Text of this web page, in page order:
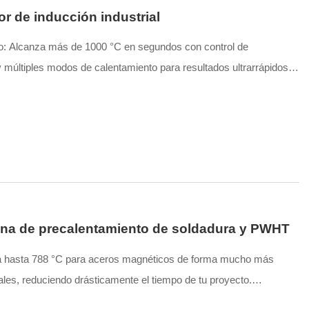
de inducción industrial
Alcanza más de 1000 °C en segundos con control de
modos de calentamiento para resultados ultrarrápidos y
y limpio: Cero llama abierta, humos o emisiones tóxicas. La
Disponible en configuraciones portátiles, de gabinete o todo
se adaptan fácilmente a varios tipos de bobinas y formas
de precalentamiento de soldadura y PWHT
hasta 788 °C para aceros magnéticos de forma mucho más
reduciendo drásticamente el tiempo de tu proyecto.